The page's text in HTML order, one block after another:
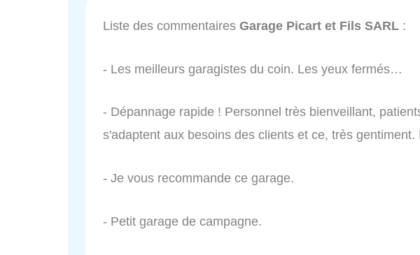
Liste des commentaires Garage Picart et Fils SARL :
- Les meilleurs garagistes du coin. Les yeux fermés…
- Dépannage rapide ! Personnel très bienveillant,
s'adaptent aux besoins des clients et ce, très gentiment.
- Je vous recommande ce garage.
- Petit garage de campagne.